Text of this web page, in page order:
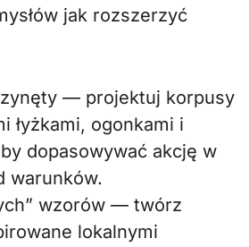
jak rozszerzyć
— projektuj korpusy
łyżkami, ogonkami i
dopasowywać akcję w
warunków.
wzorów — twórz
lokalnymi